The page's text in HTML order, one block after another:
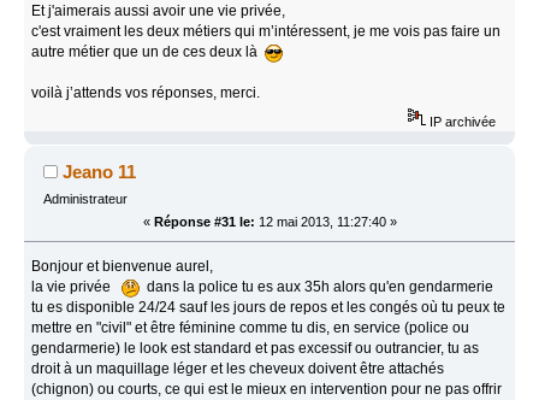
Et j'aimerais aussi avoir une vie privée,
c'est vraiment les deux métiers qui m’intéressent, je me vois pas faire un
autre métier que un de ces deux là
voilà j’attends vos réponses, merci.
IP archivée
Jeano 11
Administrateur
« Réponse #31 le: 12 mai 2013, 11:27:40 »
Bonjour et bienvenue aurel,
la vie privée
dans la police tu es aux 35h alors qu'en gendarmerie
tu es disponible 24/24 sauf les jours de repos et les congés où tu peux te
mettre en "civil" et être féminine comme tu dis, en service (police ou
gendarmerie) le look est standard et pas excessif ou outrancier, tu as
droit à un maquillage léger et les cheveux doivent être attachés
(chignon) ou courts, ce qui est le mieux en intervention pour ne pas offrir